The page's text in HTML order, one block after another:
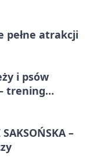
pełne atrakcji
i psów
trening
SAKSOŃSKA –